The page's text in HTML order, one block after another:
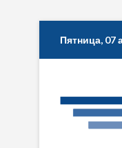
Пятница, 07